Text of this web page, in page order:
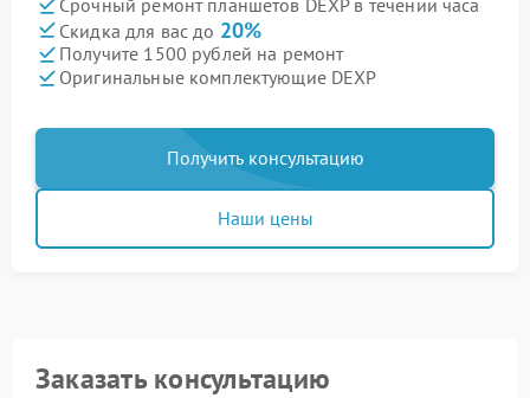
Срочный ремонт планшетов DEXP в течении часа
Скидка для вас до 20%
Получите 1500 рублей на ремонт
Оригинальные комплектующие DEXP
Получить консультацию
Наши цены
Заказать консультацию